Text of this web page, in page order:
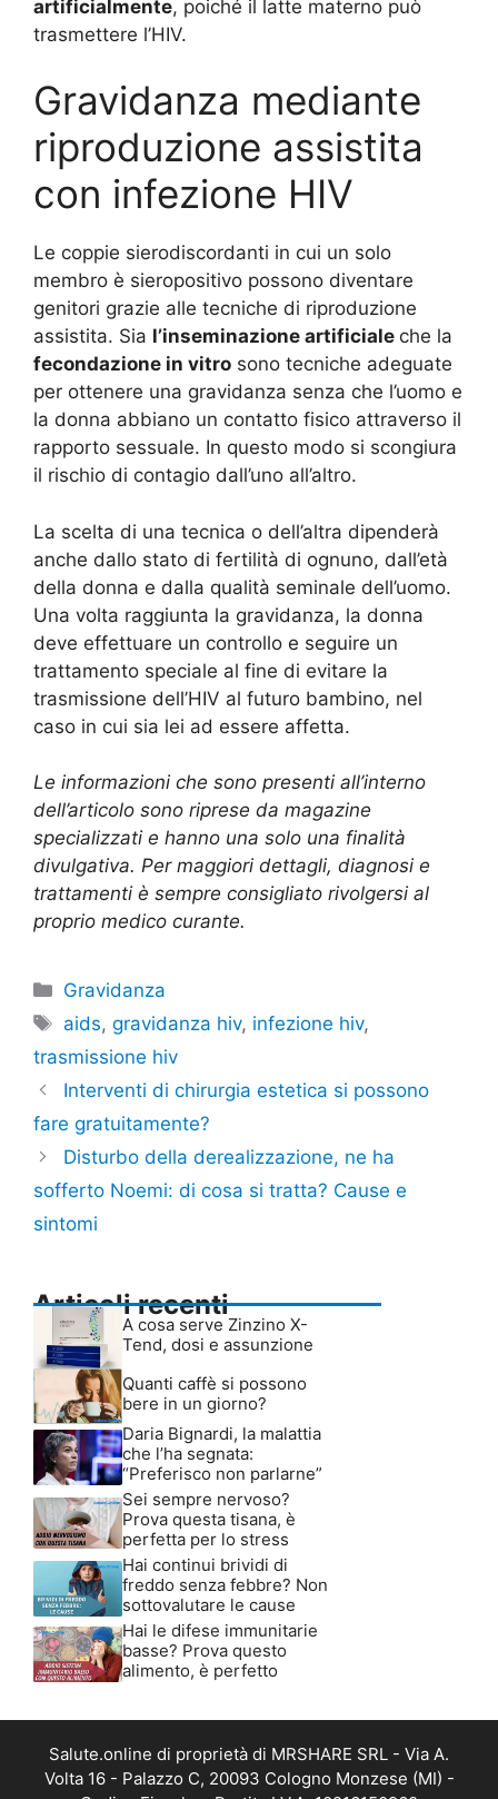
artificialmente, poiché il latte materno può
trasmettere l’HIV.
Gravidanza mediante
riproduzione assistita
con infezione HIV
Le coppie sierodiscordanti in cui un solo
membro è sieropositivo possono diventare
genitori grazie alle tecniche di riproduzione
assistita. Sia l’inseminazione artificiale che la
fecondazione in vitro sono tecniche adeguate
per ottenere una gravidanza senza che l’uomo e
la donna abbiano un contatto fisico attraverso il
rapporto sessuale. In questo modo si scongiura
il rischio di contagio dall’uno all’altro.
La scelta di una tecnica o dell’altra dipenderà
anche dallo stato di fertilità di ognuno, dall’età
della donna e dalla qualità seminale dell’uomo.
Una volta raggiunta la gravidanza, la donna
deve effettuare un controllo e seguire un
trattamento speciale al fine di evitare la
trasmissione dell’HIV al futuro bambino, nel
caso in cui sia lei ad essere affetta.
Le informazioni che sono presenti all’interno
dell’articolo sono riprese da magazine
specializzati e hanno una solo una finalità
divulgativa. Per maggiori dettagli, diagnosi e
trattamenti è sempre consigliato rivolgersi al
proprio medico curante.
Categorie
Gravidanza
Tag
aids,gravidanza hiv, infezione hiv,
trasmissione hiv
Interventi di chirurgia estetica si possono
fare gratuitamente?
Disturbo della derealizzazione, ne ha
sofferto Noemi: di cosa si tratta? Cause e
sintomi
Articoli recenti
A cosa serve Zinzino X-
Tend, dosi e assunzione
Quanti caffè si possono
bere in un giorno?
Daria Bignardi, la malattia
che l’ha segnata:
“Preferisco non parlarne”
Sei sempre nervoso?
Prova questa tisana, è
perfetta per lo stress
Hai continui brividi di
freddo senza febbre? Non
sottovalutare le cause
Hai le difese immunitarie
basse? Prova questo
alimento, è perfetto
Salute.online di proprietà di MRSHARE SRL - Via A.
Volta 16 - Palazzo C, 20093 Cologno Monzese (MI) -